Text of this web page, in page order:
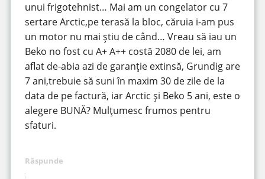
unui frigotehnist… Mai am un congelator cu 7
sertare Arctic,pe terasă la bloc, căruia i-am pus
un motor nu mai știu de când… Vreau să iau un
Beko no fost cu A+ A++ costă 2080 de lei, am
aflat de-abia azi de garanție extinsă, Grundig are
7 ani,trebuie să suni în maxim 30 de zile de la
data de pe factură, iar Arctic și Beko 5 ani, este o
alegere BUNĂ? Mulțumesc frumos pentru
sfaturi.
Răspunde